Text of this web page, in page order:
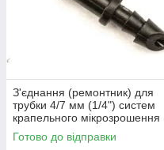
З'єднання (ремонтник) для
трубки 4/7 мм (1/4") систем
крапельного мікрозрошення
рослин
Готово до відправки